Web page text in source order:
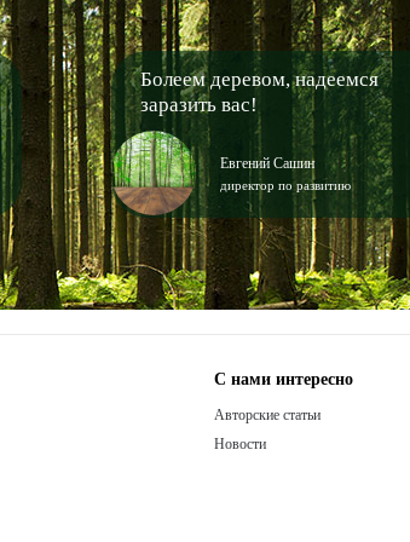
Болеем деревом, надеемся
заразить вас!
Евгений Сашин
директор по развитию
С нами интересно
Авторские статьи
Новости